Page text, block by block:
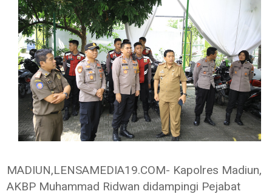
MADIUN,LENSAMEDIA19.COM- Kapolres Madiun,
AKBP Muhammad Ridwan didampingi Pejabat